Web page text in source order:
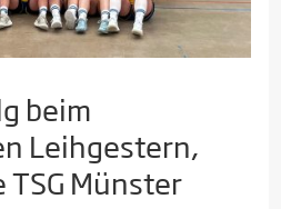
beim
Leihgestern,
Münster